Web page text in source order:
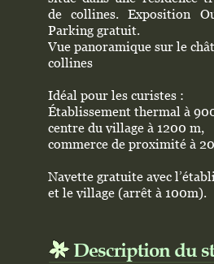
de collines.Exposition
Parking gratuit.
Vue panoramique sur le
collines
Idéal pour les curistes :
Établissement thermal à
centre du village à 1200 m,
commerce de proximité à
Navette gratuite avec
et le village (arrêt à 100m).
Description du